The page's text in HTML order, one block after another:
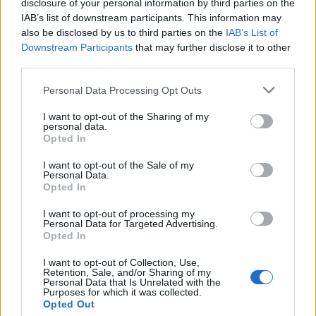
disclosure of your personal information by third parties on the
IAB’s list of downstream participants. This information may
also be disclosed by us to third parties on the IAB’s List of
Downstream Participants that may further disclose it to other
Personal Data Processing Opt Outs
I want to opt-out of the Sharing of my
personal data.
Opted In
I want to opt-out of the Sale of my
Personal Data.
Opted In
I want to opt-out of processing my
Personal Data for Targeted Advertising.
Opted In
I want to opt-out of Collection, Use,
Retention, Sale, and/or Sharing of my
Personal Data that Is Unrelated with the
Purposes for which it was collected.
Opted Out
Classic Mantra
Riepilogo stagione
Titolare 27 - 93
Squalificato 0 - 0%
Inutilizzato 2 - 6